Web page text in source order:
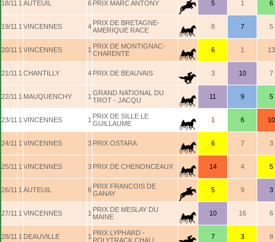
18/11 1 AUTEUIL 6 PRIX MARC ANTONY 5 1 6
19/11 1 VINCENNES 4 PRIX DE BRETAGNE-
AMERIQUE RACE
8 7 5
20/11 1 VINCENNES 1 PRIX DE MONTIGNAC-
CHARENTE
6 1 13
21/11 1 CHANTILLY 4 PRIX DE BEAUVAIS 3 10 7
22/11 1 MAUQUENCHY 1 GRAND NATIONAL DU
TROT - JACQU
11 9 5
23/11 1 VINCENNES 1 PRIX DE SILLE LE
GUILLAUME
1 6 10
24/11 1 VINCENNES 3 PRIX OSTARA 6 7 3
25/11 1 VINCENNES 3 PRIX DE CHENONCEAUX 14 4 5
26/11 1 AUTEUIL 6 PRIX FRANCOIS DE
GANAY
5 9 3
27/11 1 VINCENNES 1 PRIX DE MESLAY DU
MAINE
10 16 6
28/11 1 DEAUVILLE 1 PRIX LYPHARD -
POLYTRACK CHALL
7 3 8